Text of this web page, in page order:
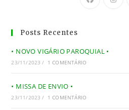
Posts Recentes
• NOVO VIGÁRIO PAROQUIAL •
23/11/2023 / 1 COMENTÁRIO
• MISSA DE ENVIO •
23/11/2023 / 1 COMENTÁRIO